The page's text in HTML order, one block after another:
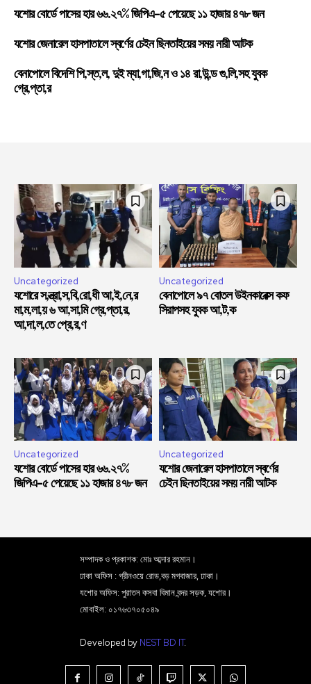
যশোর বোর্ডে পাসের হার ৬৬.২৭% জিপিএ-৫ পেয়েছে ১১ হাজার ৪৭৮ জন
যশোর জেনারেল হাসপাতালে স্বর্ণের চেইন ছিনতাইয়ের সময় নারী আটক
বেনাপোলে বিদেশি পি,স্ত,ল, দুই ম্যা,গা,জি,ন ও ১৪ রা,উ,ন্ড গু,লি,সহ যুবক
গ্রে,প্তা,র
Uncategorized
যশোরে স,ন্ত্রা,স,বি,রো,ধী আ,ই,নে,র
মা,ম,লা,য় ৬ আ,সা,মি গ্রে,প্তা,র,
আ,দা,ল,তে প্রে,র,ণ
Uncategorized
বেনাপোলে ৯৭ বোতল উইনকারেক্স কফ
সিরাপসহ যুবক আ,ট,ক
Uncategorized
যশোর বোর্ডে পাসের হার ৬৬.২৭%
জিপিএ-৫ পেয়েছে ১১ হাজার ৪৭৮ জন
Uncategorized
যশোর জেনারেল হাসপাতালে স্বর্ণের
চেইন ছিনতাইয়ের সময় নারী আটক
সম্পাদক ও প্রকাশক: মোঃ আব্দার রহমান।
ঢাকা অফিস : গ্রীনওয়ে রোড,বড় মগবাজার, ঢাকা।
যশোর অফিস: পুরাতন কসবা বিমান বন্দর সড়ক, যশোর।
মোবাইল: ০১৭৬৩৭০৫০৪৯
Developed by NEST BD IT.